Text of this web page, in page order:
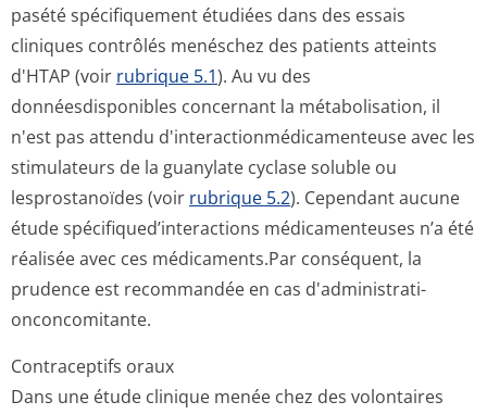
pasété spécifiquement étudiées dans des essais
cliniques contrôlés menéschez des patients atteints
d'HTAP (voir rubrique 5.1). Au vu des
donnéesdisponibles concernant la métabolisation, il
n'est pas attendu d'interaction­médicamenteuse avec les
stimulateurs de la guanylate cyclase soluble ou
lesprostanoïdes (voir rubrique 5.2). Cependant aucune
étude spécifiqued’in­teractions médicamenteuses n’a été
réalisée avec ces médicaments.Par conséquent, la
prudence est recommandée en cas d'administrati­
onconcomitante.
Contraceptifs oraux
Dans une étude clinique menée chez des volontaires